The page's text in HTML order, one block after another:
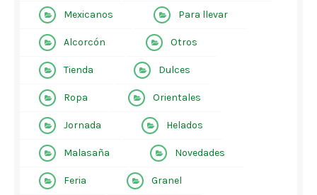
Mexicanos Para llevar
Alcorcón Otros
Tienda Dulces
Ropa Orientales
Jornada Helados
Malasaña Novedades
Feria Granel